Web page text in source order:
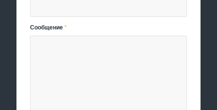
Сообщение*